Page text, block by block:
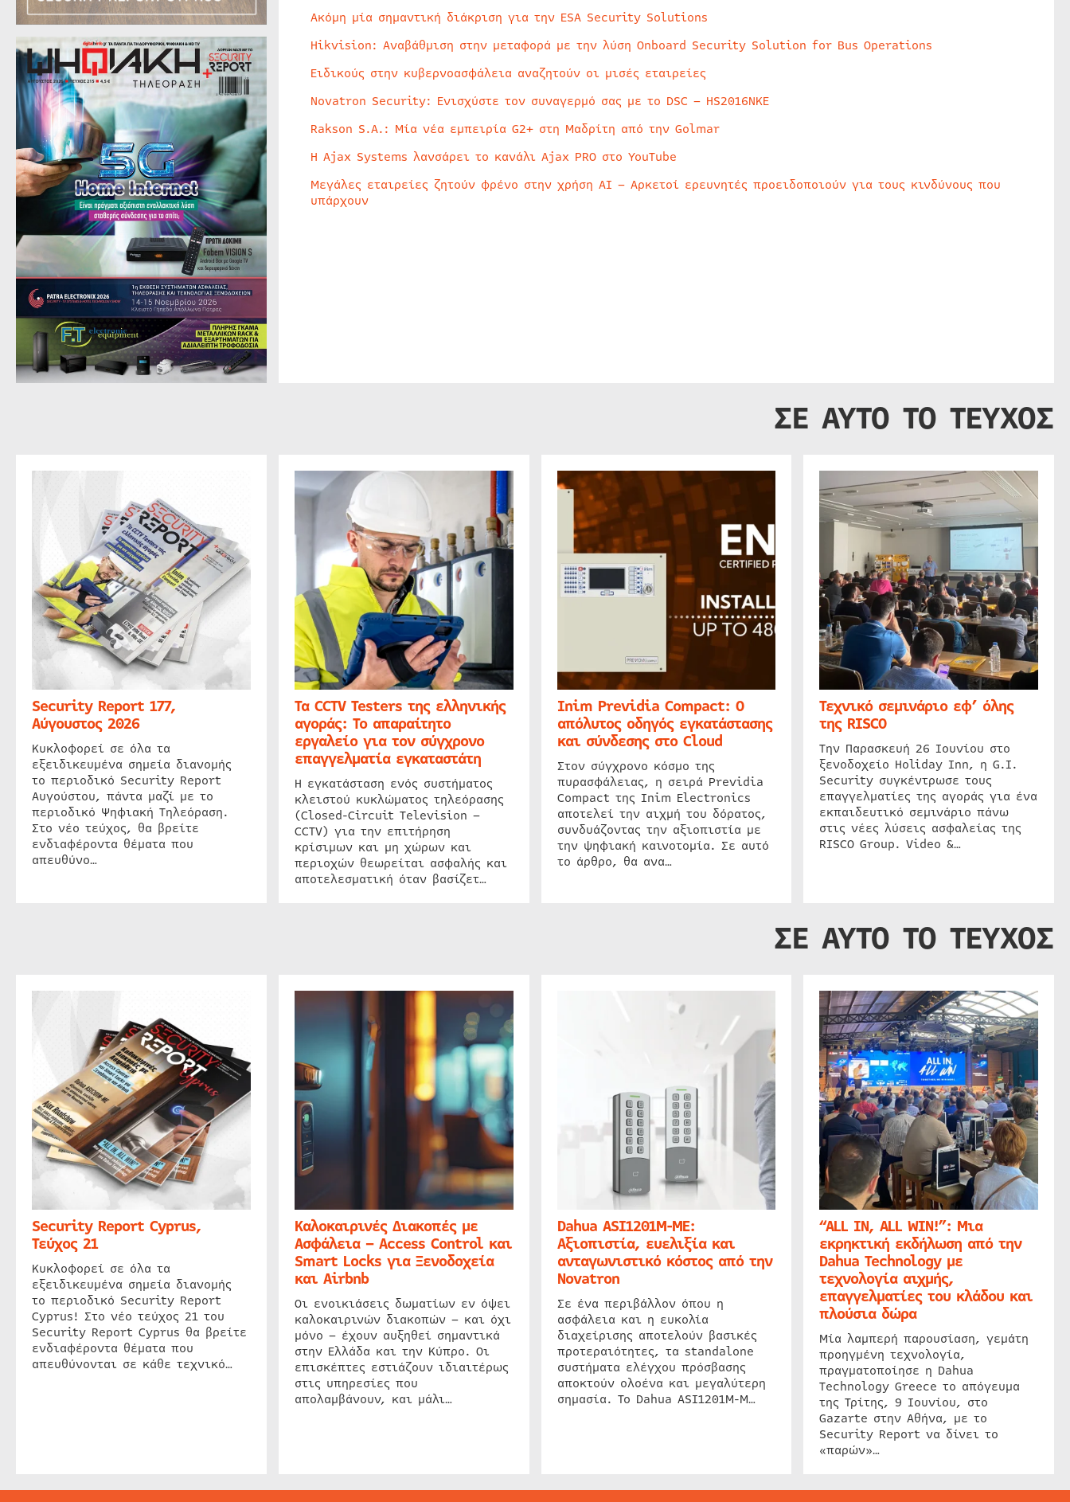
Ακόμη μία σημαντική διάκριση για την ESA Security Solutions
Hikvision: Αναβάθμιση στην μεταφορά με την λύση Onboard Security Solution for Bus Operations
Ειδικούς στην κυβερνοασφάλεια αναζητούν οι μισές εταιρείες
Novatron Security: Ενισχύστε τον συναγερμό σας με το DSC – HS2016NKE
Rakson S.A.: Μία νέα εμπειρία G2+ στη Μαδρίτη από την Golmar
Η Ajax Systems λανσάρει το κανάλι Ajax PRO στο YouTube
Μεγάλες εταιρείες ζητούν φρένο στην χρήση AI – Αρκετοί ερευνητές προειδοποιούν για τους κινδύνους που
υπάρχουν
ΣΕ ΑΥΤΟ ΤΟ ΤΕΥΧΟΣ
Security Report 177,
Αύγουστος 2026
Κυκλοφορεί σε όλα τα
εξειδικευμένα σημεία διανομής
το περιοδικό Security Report
Αυγούστου, πάντα μαζί με το
περιοδικό Ψηφιακή Τηλεόραση.
Στο νέο τεύχος, θα βρείτε
ενδιαφέροντα θέματα που
απευθύνο…
Τα CCTV Testers της ελληνικής
αγοράς: Το απαραίτητο
εργαλείο για τον σύγχρονο
επαγγελματία εγκαταστάτη
Η εγκατάσταση ενός συστήματος
κλειστού κυκλώματος τηλεόρασης
(Closed-Circuit Television –
CCTV) για την επιτήρηση
κρίσιμων και μη χώρων και
περιοχών θεωρείται ασφαλής και
αποτελεσματική όταν βασίζετ…
Inim Previdia Compact: Ο
απόλυτος οδηγός εγκατάστασης
και σύνδεσης στο Cloud
Στον σύγχρονο κόσμο της
πυρασφάλειας, η σειρά Previdia
Compact της Inim Electronics
αποτελεί την αιχμή του δόρατος,
συνδυάζοντας την αξιοπιστία με
την ψηφιακή καινοτομία. Σε αυτό
το άρθρο, θα ανα…
Τεχνικό σεμινάριο εφ’ όλης
της RISCO
Την Παρασκευή 26 Ιουνίου στο
ξενοδοχείο Holiday Inn, η G.I.
Security συγκέντρωσε τους
επαγγελματίες της αγοράς για ένα
εκπαιδευτικό σεμινάριο πάνω
στις νέες λύσεις ασφαλείας της
RISCO Group. Video &…
ΣΕ ΑΥΤΟ ΤΟ ΤΕΥΧΟΣ
Security Report Cyprus,
Τεύχος 21
Κυκλοφορεί σε όλα τα
εξειδικευμένα σημεία διανομής
το περιοδικό Security Report
Cyprus! Στο νέο τεύχος 21 του
Security Report Cyprus θα βρείτε
ενδιαφέροντα θέματα που
απευθύνονται σε κάθε τεχνικό…
Καλοκαιρινές Διακοπές με
Ασφάλεια – Access Control και
Smart Locks για Ξενοδοχεία
και Airbnb
Οι ενοικιάσεις δωματίων εν όψει
καλοκαιρινών διακοπών – και όχι
μόνο – έχουν αυξηθεί σημαντικά
στην Ελλάδα και την Κύπρο. Οι
επισκέπτες εστιάζουν ιδιαιτέρως
στις υπηρεσίες που
απολαμβάνουν, και μάλι…
Dahua ASI1201M-ME:
Αξιοπιστία, ευελιξία και
ανταγωνιστικό κόστος από την
Novatron
Σε ένα περιβάλλον όπου η
ασφάλεια και η ευκολία
διαχείρισης αποτελούν βασικές
προτεραιότητες, τα standalone
συστήματα ελέγχου πρόσβασης
αποκτούν ολοένα και μεγαλύτερη
σημασία. Το Dahua ASI1201M-M…
“ALL IN, ALL WIN!”: Μια
εκρηκτική εκδήλωση από την
Dahua Technology με
τεχνολογία αιχμής,
επαγγελματίες του κλάδου και
πλούσια δώρα
Μία λαμπερή παρουσίαση, γεμάτη
προηγμένη τεχνολογία,
πραγματοποίησε η Dahua
Technology Greece το απόγευμα
της Τρίτης, 9 Ιουνίου, στο
Gazarte στην Αθήνα, με το
Security Report να δίνει το
«παρών»…